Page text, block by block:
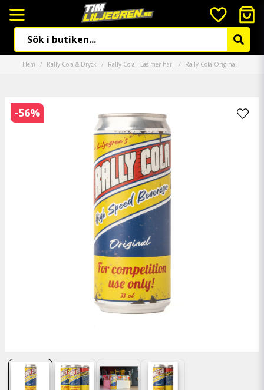
Hem Rally-Cola & Dryck Rally Cola - Läs mer här! Rally Cola Original
-56%